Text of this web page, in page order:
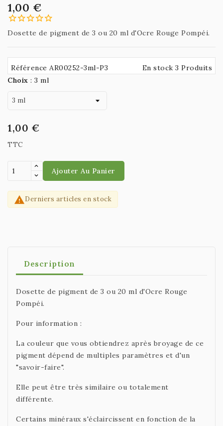
1,00 €
Dosette de pigment de 3 ou 20 ml d'Ocre Rouge Pompéi.
Référence AR00252-3ml-P3
En stock 3 Produits
Choix : 3 ml
1,00 €
TTC
Ajouter Au Panier
Derniers articles en stock
Description
Dosette de pigment de 3 ou 20 ml d'Ocre Rouge
Pompéi.
Pour information :
La couleur que vous obtiendrez après broyage de ce
pigment dépend de multiples paramètres et d'un
"savoir-faire".
Elle peut être très similaire ou totalement
différente.
Certains minéraux s'éclaircissent en fonction de la